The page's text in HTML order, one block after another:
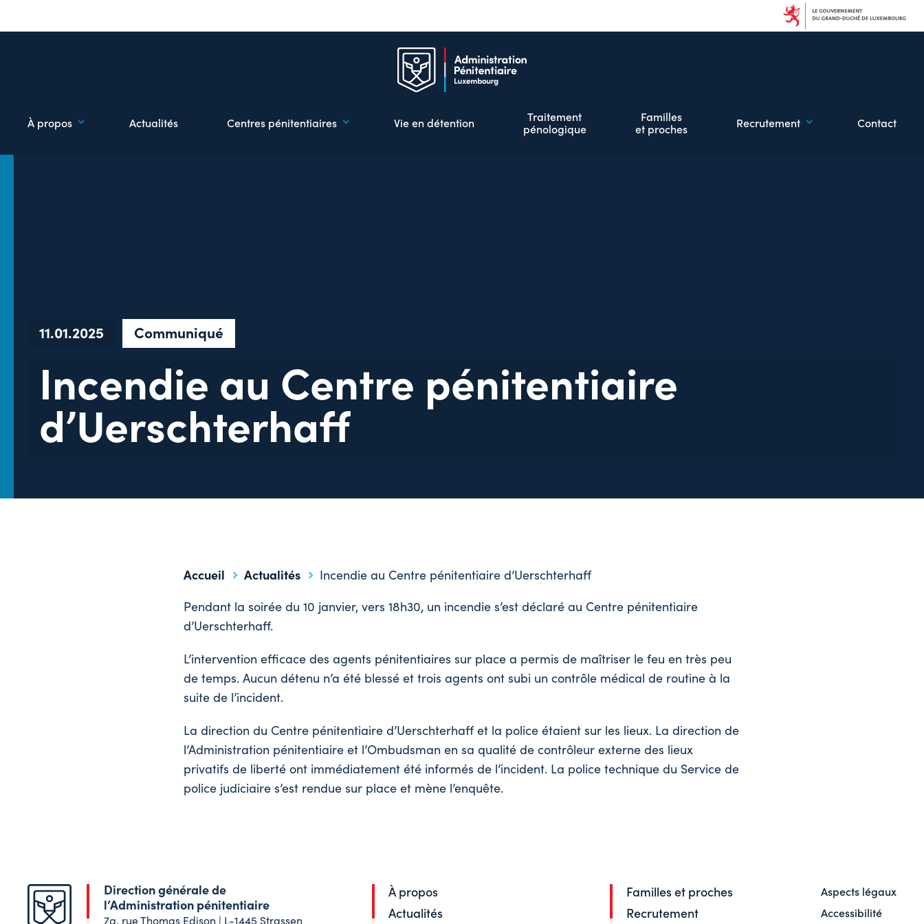
principal
À propos Actualités Centres pénitentiaires Vie en détention
Traitement
pénologique
Familles
et proches
Recrutement Contact
11.01.2025 Communiqué
Incendie au Centre pénitentiaire
d’Uerschterhaff
Accueil Actualités
Incendie au Centre pénitentiaire d’Uerschterhaff
Pendant la soirée du 10 janvier, vers 18h30, un incendie s’est déclaré au Centre pénitentiaire
d’Uerschterhaff.
L’intervention efficace des agents pénitentiaires sur place a permis de maîtriser le feu en très peu
de temps. Aucun détenu n’a été blessé et trois agents ont subi un contrôle médical de routine à la
suite de l’incident.
La direction du Centre pénitentiaire d’Uerschterhaff et la police étaient sur les lieux. La direction de
l’Administration pénitentiaire et l’Ombudsman en sa qualité de contrôleur externe des lieux
privatifs de liberté ont immédiatement été informés de l’incident. La police technique du Service de
police judiciaire s’est rendue sur place et mène l’enquête.
Direction générale de
l’Administration pénitentiaire
7a, rue Thomas Edison | L-1445 Strassen
À propos
Actualités
Familles et proches
Recrutement
Aspects légaux
Accessibilité